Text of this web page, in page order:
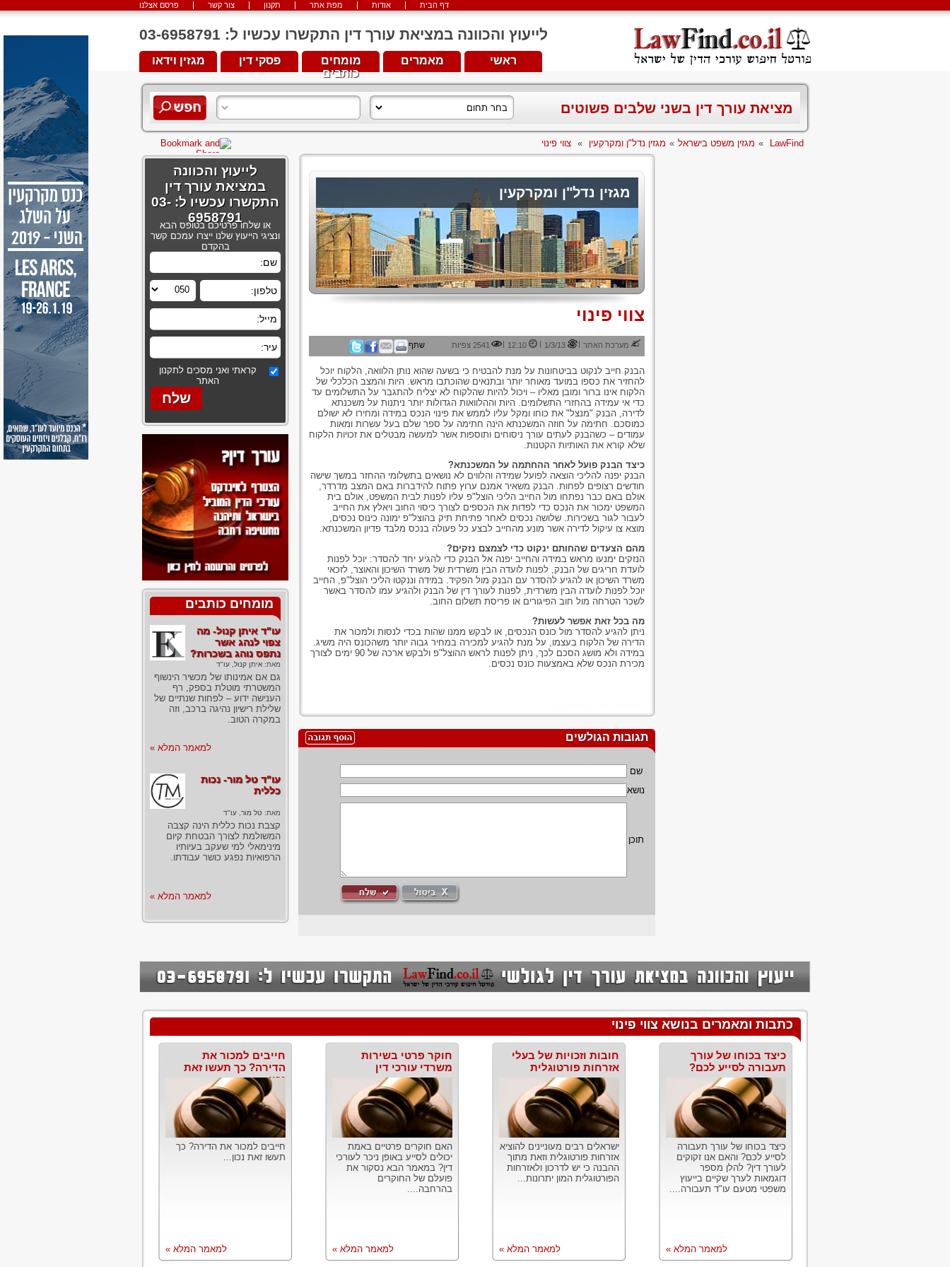
פרסם אצלנו צור קשר תקנון מפת אתר אודות דף הבית
לייעוץ והכוונה במציאת עורך דין התקשרו עכשיו ל: 03-6958791
מגזין וידאו פסקי דין
מומחים
כותבים
מאמרים ראשי
מציאת עורך דין בשני שלבים פשוטים
LawFind
» מגזין משפט בישראל » מגזין נדל"ן ומקרקעין » צווי פינוי
מגזין נדל"ן ומקרקעין
צווי פינוי
מערכת האתר |
1/3/13
|
12:10
| 2541 צפיות שתף
הבנק חייב לנקוט בביטחונות על מנת להבטיח כי בשעה שהוא נותן הלוואה, הלקוח יוכל
להחזיר את כספו במועד מאוחר יותר ובתנאים שהוכתבו מראש. היות והמצב הכלכלי של
הלקוח אינו ברור ומובן מאליו – ויכול להיות שהלקוח לא יצליח להתגבר על התשלומים עד
כדי אי עמידה בהחזרי התשלומים. היות וההלוואות הגדולות יותר ניתנות על משכנתא
לדירה, הבנק "מנצל" את כוחו ומקל עליו לממש את פינוי הנכס במידה ומחירו לא ישולם
כמוסכם. חתימה על חוזה המשכנתא הינה חתימה על ספר שלם בעל עשרות ומאות
עמודים – כשהבנק לעתים עורך ניסוחים ותוספות אשר למעשה מבטלים את זכויות הלקוח
שלא קורא את האותיות הקטנות.
כיצד הבנק פועל לאחר ההחתמה על המשכנתא?
הבנק יפנה להליכי הוצאה לפועל שמידה והלווים לא נושאים בתשלומי ההחזר במשך שישה
חודשים רצופים לפחות. הבנק משאיר אמנם ערוץ פתוח להידברות באם המצב מדרדר,
אולם באם כבר נפתחו מול החייב הליכי הוצל"פ עליו לפנות לבית המשפט, אולם בית
המשפט ימכור את הנכס כדי לפדות את הכספים לצורך כיסוי החוב ויאלץ את החייב
לעבור לגור בשכירות. שלושה נכסים לאחר פתיחת תיק בהוצל"פ ימונה כינוס נכסים,
מוצא צו עיקול לדירה אשר מונע מהחייב לבצע כל פעולה בנכס מלבד פדיון המשכנתא.
מהם הצעדים שהחותם ינקוט כדי לצמצם נזקים?
הנזקים ימנעו מראש במידה והחייב יפנה אל הבנק כדי להגיע יחד להסדר: יוכל לפנות
לועדת חריגים של הבנק, לפנות לועדה הבין משרדית של משרד השיכון והאוצר, לזכאי
משרד השיכון או להגיע להסדר עם הבנק מול הפקיד. במידה וננקטו הליכי הוצל"פ, החייב
יוכל לפנות לועדה הבין משרדית, לפנות לעורך דין של הבנק ולהגיע עמו להסדר באשר
לשכר הטרחה מול חוב הפיגורים או פריסת תשלום החוב.
מה בכל זאת אפשר לעשות?
ניתן להגיע להסדר מול כונס הנכסים, או לבקש ממנו שהות בכדי לנסות ולמכור את
הדירה של הלקוח בעצמו, על מנת להגיע למכירה במחיר גבוה יותר משהכונס היה משיג.
במידה ולא מושג הסכם לכך, ניתן לפנות לראש ההוצל"פ ולבקש ארכה של 90 ימים לצורך
מכירת הנכס שלא באמצעות כונס נכסים.
תגובות הגולשים
שם
נושא
תוכן
לייעוץ והכוונה
במציאת עורך דין
התקשרו עכשיו ל: 03-
6958791
או שלחו פרטיכם בטופס הבא
ונציגי הייעוץ שלנו ייצרו עמכם קשר
בהקדם
קראתי ואני מסכים לתקנון
האתר
מומחים כותבים
עו"ד איתן קנול- מה
צפוי לנהג אשר
נתפס נוהג בשכרות?
מאת: איתן קנול, עו"ד
גם אם אמינותו של מכשיר הינשוף
המשטרתי מוטלת בספק, רף
הענישה ידוע – לפחות שנתיים של
שלילת רישיון נהיגה ברכב, וזה
במקרה הטוב.
למאמר המלא »
עו"ד טל מור- נכות
כללית
מאת: טל מור, עו"ד
קצבת נכות כללית הינה קצבה
המשולמת לצורך הבטחת קיום
מינימאלי למי שעקב בעיותיו
הרפואיות נפגע כושר עבודתו.
למאמר המלא »
כתבות ומאמרים בנושא צווי פינוי
כיצד בכוחו של עורך
תעבורה לסייע לכם?
כיצד בכוחו של עורך תעבורה
לסייע לכם? והאם אנו זקוקים
לעורך דין? להלן מספר
דוגמאות לערך שקיים בייעוץ
משפטי מטעם עו"ד תעבורה....
למאמר המלא »
חובות וזכויות של בעלי
אזרחות פורטוגלית
ישראלים רבים מעוניינים להוציא
אזרחות פורטוגלית וזאת מתוך
ההבנה כי יש לדרכון ולאזרחות
הפורטוגלית המון יתרונות...
למאמר המלא »
חוקר פרטי בשירות
משרדי עורכי דין
האם חוקרים פרטיים באמת
יכולים לסייע באופן ניכר לעורכי
דין? במאמר הבא נסקור את
פועלם של החוקרים
בהרחבה....
למאמר המלא »
חייבים למכור את
הדירה? כך תעשו זאת
נכון
חייבים למכור את הדירה? כך
תעשו זאת נכון...
למאמר המלא »